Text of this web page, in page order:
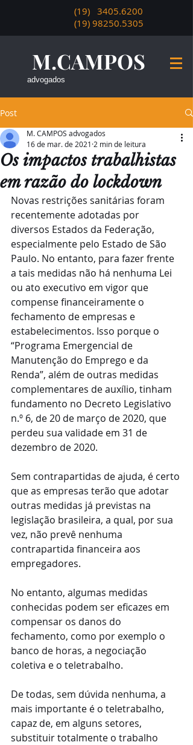
(19) 3405.6200
(19) 98250.5305
advogados
M.CAMPOS
Post
Os impactos trabalhistas
em razão do lockdown
M. CAMPOS advogados
16 de mar. de 2021 2 min de leitura
Novas restrições sanitárias foram
recentemente adotadas por
diversos Estados da Federação,
especialmente pelo Estado de São
Paulo. No entanto, para fazer frente
a tais medidas não há nenhuma Lei
ou ato executivo em vigor que
compense financeiramente o
fechamento de empresas e
estabelecimentos. Isso porque o
“Programa Emergencial de
Manutenção do Emprego e da
Renda”, além de outras medidas
complementares de auxílio, tinham
fundamento no Decreto Legislativo
n.º 6, de 20 de março de 2020, que
perdeu sua validade em 31 de
dezembro de 2020.
Sem contrapartidas de ajuda, é certo
que as empresas terão que adotar
outras medidas já previstas na
legislação brasileira, a qual, por sua
vez, não prevê nenhuma
contrapartida financeira aos
empregadores.
No entanto, algumas medidas
conhecidas podem ser eficazes em
compensar os danos do
fechamento, como por exemplo o
banco de horas, a negociação
coletiva e o teletrabalho.
De todas, sem dúvida nenhuma, a
mais importante é o teletrabalho,
capaz de, em alguns setores,
substituir totalmente o trabalho